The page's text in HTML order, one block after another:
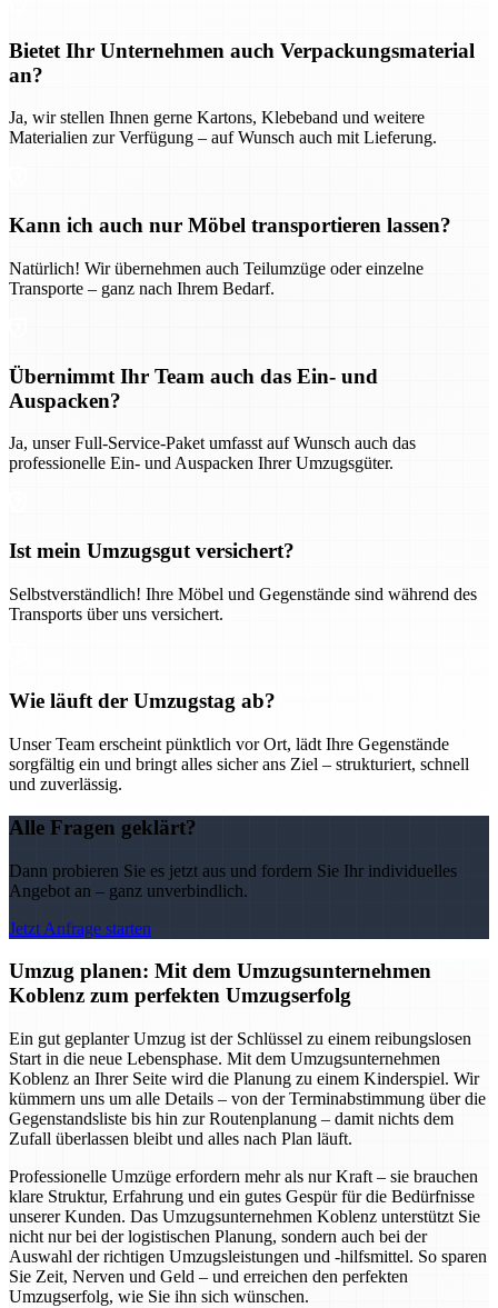
Bietet Ihr Unternehmen auch Verpackungsmaterial
an?
Ja, wir stellen Ihnen gerne Kartons, Klebeband und weitere
Materialien zur Verfügung – auf Wunsch auch mit Lieferung.
Kann ich auch nur Möbel transportieren lassen?
Natürlich! Wir übernehmen auch Teilumzüge oder einzelne
Transporte – ganz nach Ihrem Bedarf.
Übernimmt Ihr Team auch das Ein- und
Auspacken?
Ja, unser Full-Service-Paket umfasst auf Wunsch auch das
professionelle Ein- und Auspacken Ihrer Umzugsgüter.
Ist mein Umzugsgut versichert?
Selbstverständlich! Ihre Möbel und Gegenstände sind während des
Transports über uns versichert.
Wie läuft der Umzugstag ab?
Unser Team erscheint pünktlich vor Ort, lädt Ihre Gegenstände
sorgfältig ein und bringt alles sicher ans Ziel – strukturiert, schnell
und zuverlässig.
Alle Fragen geklärt?
Dann probieren Sie es jetzt aus und fordern Sie Ihr individuelles
Angebot an – ganz unverbindlich.
Jetzt Anfrage starten
Umzug planen: Mit dem Umzugsunternehmen
Koblenz zum perfekten Umzugserfolg
Ein gut geplanter Umzug ist der Schlüssel zu einem reibungslosen
Start in die neue Lebensphase. Mit dem Umzugsunternehmen
Koblenz an Ihrer Seite wird die Planung zu einem Kinderspiel. Wir
kümmern uns um alle Details – von der Terminabstimmung über die
Gegenstandsliste bis hin zur Routenplanung – damit nichts dem
Zufall überlassen bleibt und alles nach Plan läuft.
Professionelle Umzüge erfordern mehr als nur Kraft – sie brauchen
klare Struktur, Erfahrung und ein gutes Gespür für die Bedürfnisse
unserer Kunden. Das Umzugsunternehmen Koblenz unterstützt Sie
nicht nur bei der logistischen Planung, sondern auch bei der
Auswahl der richtigen Umzugsleistungen und -hilfsmittel. So sparen
Sie Zeit, Nerven und Geld – und erreichen den perfekten
Umzugserfolg, wie Sie ihn sich wünschen.